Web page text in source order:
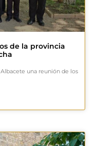
de la provincia
una reunión de los